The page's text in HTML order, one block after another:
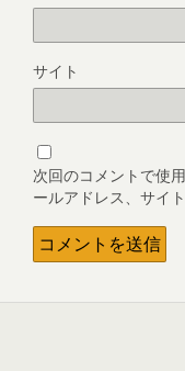
サイト
次回のコメントで使
ールアドレス、サイ